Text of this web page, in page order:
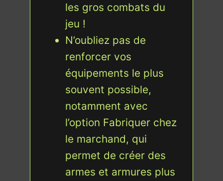
les gros combats du
jeu !
N’oubliez pas de
renforcer vos
équipements le plus
souvent possible,
notamment avec
l’option Fabriquer chez
le marchand, qui
permet de créer des
armes et armures plus